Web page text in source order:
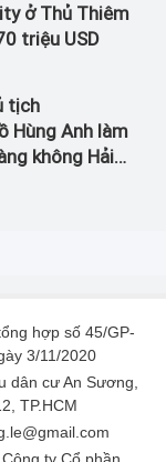
ở Thủ Thiêm
triệu USD
tịch
Hùng Anh làm
không Hải
hợp số 45/GP-
3/11/2020
dân cư An Sương,
TP.HCM
ty Cổ phần